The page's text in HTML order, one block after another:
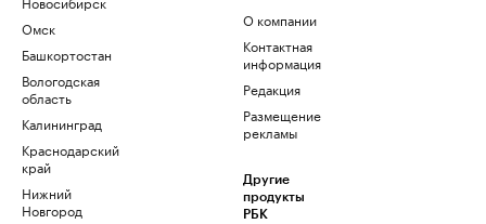
Омск
Башкортостан
Вологодская
область
Калининград
Краснодарский
край
Нижний
Новгород
О компании
Контактная
информация
Редакция
Размещение
рекламы
Другие
продукты
РБК